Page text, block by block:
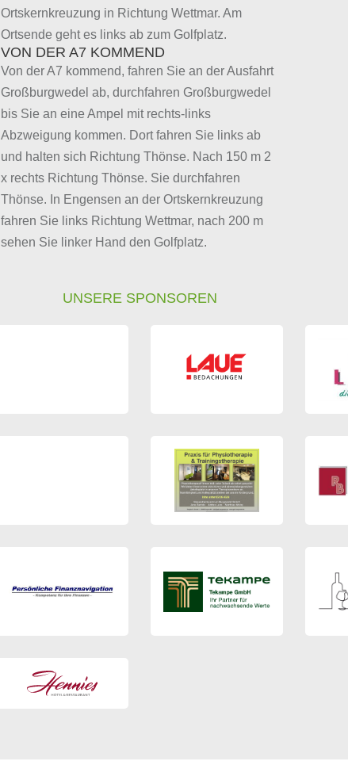
Ortskernkreuzung in Richtung Wettmar. Am
Ortsende geht es links ab zum Golfplatz.
VON DER A7 KOMMEND
Von der A7 kommend, fahren Sie an der Ausfahrt
Großburgwedel ab, durchfahren Großburgwedel
bis Sie an eine Ampel mit rechts-links
Abzweigung kommen. Dort fahren Sie links ab
und halten sich Richtung Thönse. Nach 150 m 2
x rechts Richtung Thönse. Sie durchfahren
Thönse. In Engensen an der Ortskernkreuzung
fahren Sie links Richtung Wettmar, nach 200 m
sehen Sie linker Hand den Golfplatz.
UNSERE SPONSOREN